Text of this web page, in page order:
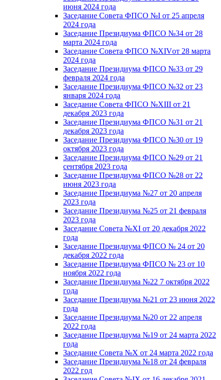
июня 2024 года
Заседание Совета ФПСО №I от 25 апреля
2024 года
Заседание Президиума ФПСО №34 от 28
марта 2024 года
Заседание Совета ФПСО №XIVот 28 марта
2024 года
Заседание Президиума ФПСО №33 от 29
февраля 2024 года
Заседание Президиума ФПСО №32 от 23
января 2024 года
Заседание Совета ФПСО №XIII от 21
декабря 2023 года
Заседание Президиума ФПСО №31 от 21
декабря 2023 года
Заседание Президиума ФПСО №30 от 19
октября 2023 года
Заседание Президиума ФПСО №29 от 21
сентября 2023 года
Заседание Президиума ФПСО №28 от 22
июня 2023 года
Заседание Президиума №27 от 20 апреля
2023 года
Заседание Президиума №25 от 21 февраля
2023 года
Заседание Совета №XI от 20 декабря 2022
года
Заседание Президиума ФПСО № 24 от 20
декабря 2022 года
Заседание Президиума ФПСО № 23 от 10
ноября 2022 года
Заседание Президиума №22 7 октября 2022
года
Заседание Президиума №21 от 23 июня 2022
года
Заседание Президиума №20 от 22 апреля
2022 года
Заседание Президиума №19 от 24 марта 2022
года
Заседание Совета №X от 24 марта 2022 года
Заседание Президиума №18 от 24 февраля
2022 год